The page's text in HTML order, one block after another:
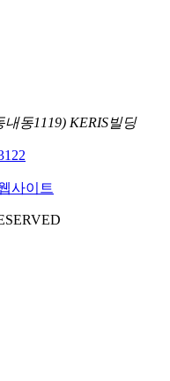
동1119) KERIS빌딩